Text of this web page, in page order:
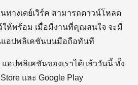
ทางเดย์เวิร์ค สามารถดาวน์โหลด
ให้พร้อม เมื่อมีงานที่คุณสนใจ จะมี
แอปพลิเคชันบนมือถือทันที
แอปพลิเคชันของเราได้แล้ววันนี้ ทั้ง
และ Google Play